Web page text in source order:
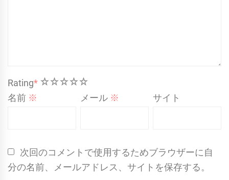
Rating* 5
4
3
2
1
名前 ※ メール ※ サイト
次回のコメントで使用するためブラウザーに自
分の名前、メールアドレス、サイトを保存する。